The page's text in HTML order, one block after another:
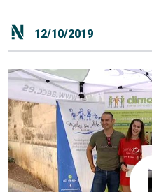
12/10/2019